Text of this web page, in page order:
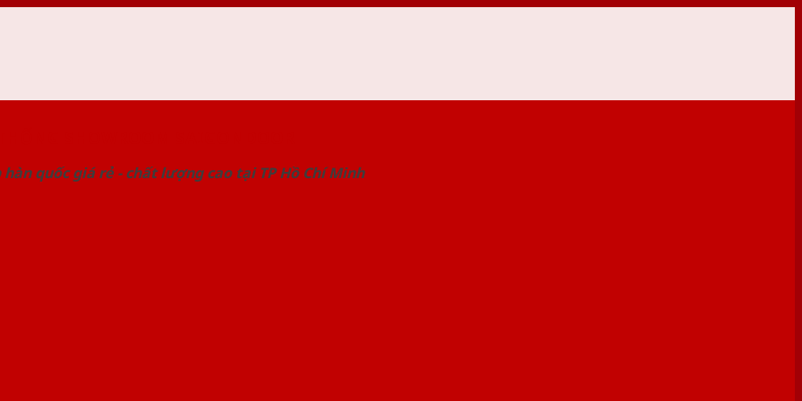
quốc giá rẻ - chất lượng cao tại TP Hồ Chí Minh